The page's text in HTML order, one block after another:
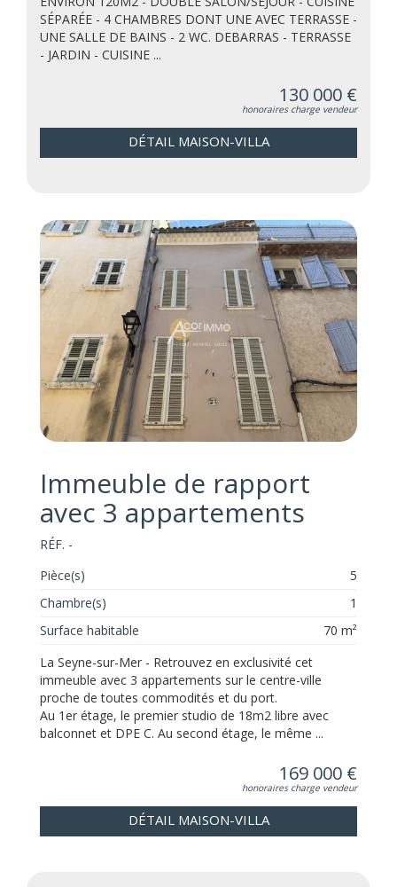
SÉPARÉE - 4 CHAMBRES DONT UNE AVEC TERRASSE -
UNE SALLE DE BAINS - 2 WC. DEBARRAS - TERRASSE
- JARDIN - CUISINE ...
130 000 €
honoraires charge vendeur
DÉTAIL MAISON-VILLA
Immeuble de rapport
avec 3 appartements
RÉF. -
Pièce(s)
5
Chambre(s)
1
Surface habitable
70 m²
La Seyne-sur-Mer - Retrouvez en exclusivité cet
immeuble avec 3 appartements sur le centre-ville
proche de toutes commodités et du port.
Au 1er étage, le premier studio de 18m2 libre avec
balconnet et DPE C. Au second étage, le même ...
169 000 €
honoraires charge vendeur
DÉTAIL MAISON-VILLA